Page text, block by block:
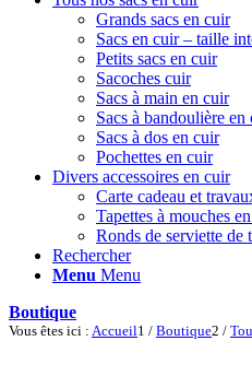
Grands sacs en cuir
Sacs en cuir – taille
Petits sacs en cuir
Sacoches cuir
Sacs à main en cuir
Sacs à bandoulière en
Sacs à dos en cuir
Pochettes en cuir
Divers accessoires en cuir
Carte cadeau et
Tapettes à mouches
Ronds de serviette de
Rechercher
Menu Menu
Boutique
Vous êtes ici : Accueil1 / Boutique2 /